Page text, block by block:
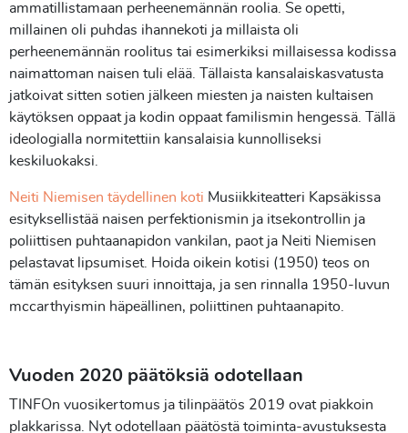
ammatillistamaan perheenemännän roolia. Se opetti,
millainen oli puhdas ihannekoti ja millaista oli
perheenemännän roolitus tai esimerkiksi millaisessa kodissa
naimattoman naisen tuli elää. Tällaista kansalaiskasvatusta
jatkoivat sitten sotien jälkeen miesten ja naisten kultaisen
käytöksen oppaat ja kodin oppaat familismin hengessä. Tällä
ideologialla normitettiin kansalaisia kunnolliseksi
keskiluokaksi.
Neiti Niemisen täydellinen koti Musiikkiteatteri Kapsäkissa
esityksellistää naisen perfektionismin ja itsekontrollin ja
poliittisen puhtaanapidon vankilan, paot ja Neiti Niemisen
pelastavat lipsumiset. Hoida oikein kotisi (1950) teos on
tämän esityksen suuri innoittaja, ja sen rinnalla 1950-luvun
mccarthyismin häpeällinen, poliittinen puhtaanapito.
Vuoden 2020 päätöksiä odotellaan
TINFOn vuosikertomus ja tilinpäätös 2019 ovat piakkoin
plakkarissa. Nyt odotellaan päätöstä toiminta-avustuksesta